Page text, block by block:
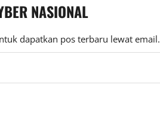
NASIONAL
dapatkan pos terbaru lewat email.